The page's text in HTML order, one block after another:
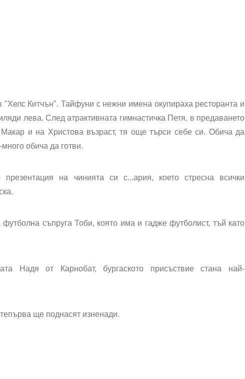
"Хелс Китчън". Тайфуни с нежни имена окупираха ресторанта и
лева. След атрактивната гимнастичка Петя, в предаването
и на Христова възраст, тя още търси себе си. Обича да
обича да готви.
презентация на чинията си с...ария, което стресна всички
съпруга Тоби, която има и гадже футболист, тъй като
Надя от Карнобат, бургаското присъствие стана най-
ще поднасят изненади.